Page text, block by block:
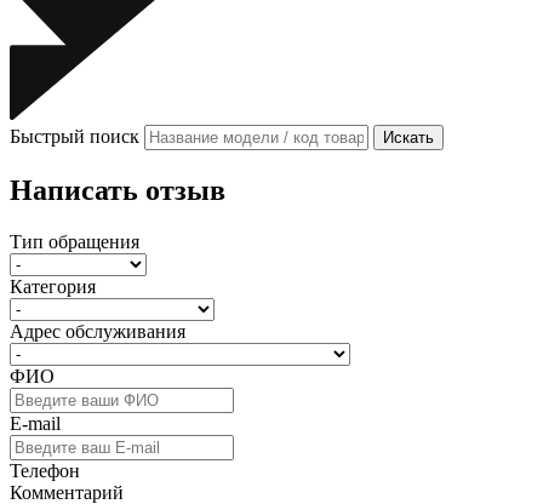
Быстрый поиск Искать
Написать отзыв
Тип обращения
Категория
Адрес обслуживания
ФИО
E-mail
Телефон
Комментарий